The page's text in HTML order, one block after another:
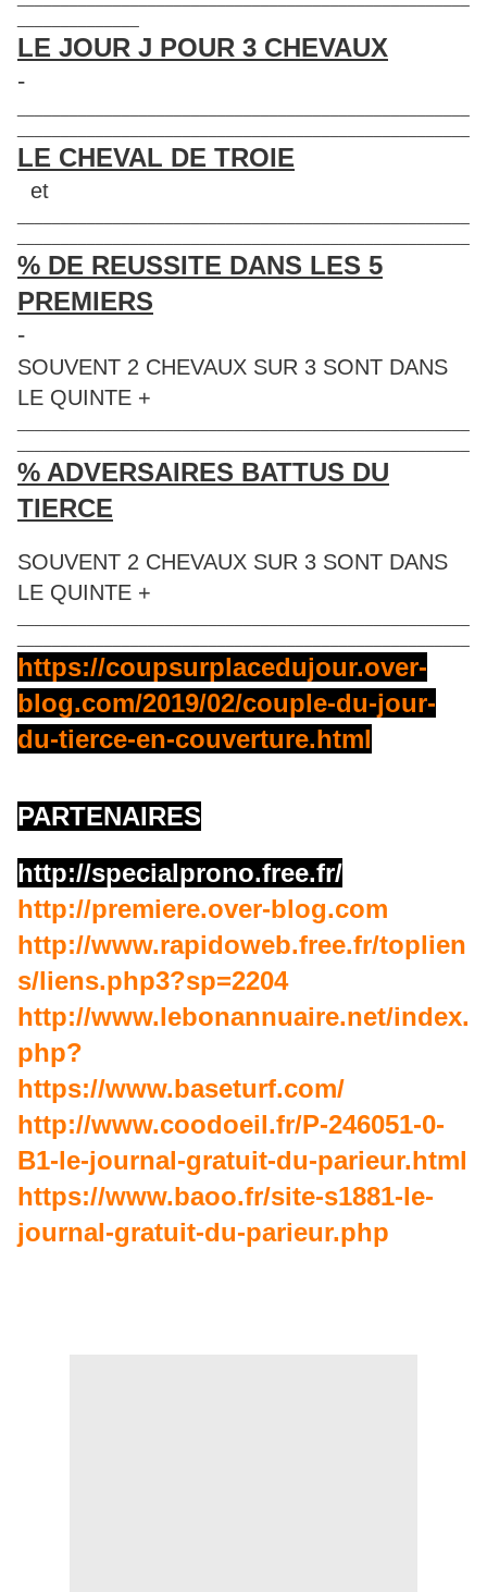
LE JOUR J POUR 3 CHEVAUX
-
LE CHEVAL DE TROIE
et
% DE REUSSITE DANS LES 5
PREMIERS
-
SOUVENT 2 CHEVAUX SUR 3 SONT DANS
LE QUINTE +
% ADVERSAIRES BATTUS DU
TIERCE
SOUVENT 2 CHEVAUX SUR 3 SONT DANS
LE QUINTE +
https://coupsurplacedujour.over-
blog.com/2019/02/couple-du-jour-
du-tierce-en-couverture.html
PARTENAIRES
http://specialprono.free.fr/
http://premiere.over-blog.com
http://www.rapidoweb.free.fr/toplien
s/liens.php3?sp=2204
http://www.lebonannuaire.net/index.
php?
https://www.baseturf.com/
http://www.coodoeil.fr/P-246051-0-
B1-le-journal-gratuit-du-parieur.html
https://www.baoo.fr/site-s1881-le-
journal-gratuit-du-parieur.php